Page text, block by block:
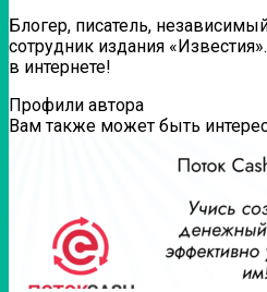
Блогер, писатель,
сотрудник издания
в интернете!
Профили автора
Вам также может быть